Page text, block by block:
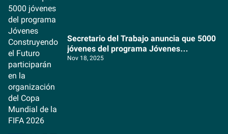
Secretario del Trabajo anuncia que 5000
jóvenes del programa Jóvenes
Construyendo el Futuro participarán en la
Nov 18, 2025